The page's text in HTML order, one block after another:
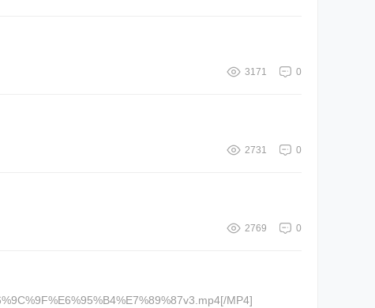
0
3171
0
2731
0
2769
MP4]